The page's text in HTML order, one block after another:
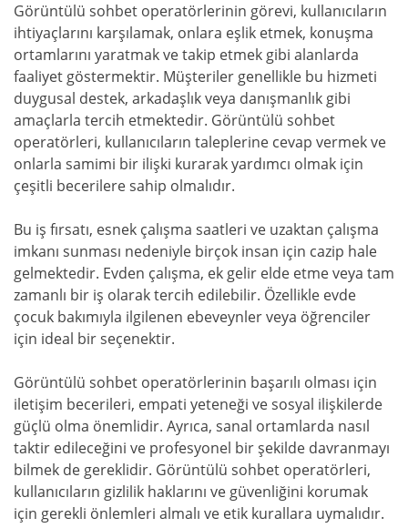
Görüntülü sohbet operatörlerinin görevi, kullanıcıların
ihtiyaçlarını karşılamak, onlara eşlik etmek, konuşma
ortamlarını yaratmak ve takip etmek gibi alanlarda
faaliyet göstermektir. Müşteriler genellikle bu hizmeti
duygusal destek, arkadaşlık veya danışmanlık gibi
amaçlarla tercih etmektedir. Görüntülü sohbet
operatörleri, kullanıcıların taleplerine cevap vermek ve
onlarla samimi bir ilişki kurarak yardımcı olmak için
çeşitli becerilere sahip olmalıdır.
Bu iş fırsatı, esnek çalışma saatleri ve uzaktan çalışma
imkanı sunması nedeniyle birçok insan için cazip hale
gelmektedir. Evden çalışma, ek gelir elde etme veya tam
zamanlı bir iş olarak tercih edilebilir. Özellikle evde
çocuk bakımıyla ilgilenen ebeveynler veya öğrenciler
için ideal bir seçenektir.
Görüntülü sohbet operatörlerinin başarılı olması için
iletişim becerileri, empati yeteneği ve sosyal ilişkilerde
güçlü olma önemlidir. Ayrıca, sanal ortamlarda nasıl
taktir edileceğini ve profesyonel bir şekilde davranmayı
bilmek de gereklidir. Görüntülü sohbet operatörleri,
kullanıcıların gizlilik haklarını ve güvenliğini korumak
için gerekli önlemleri almalı ve etik kurallara uymalıdır.